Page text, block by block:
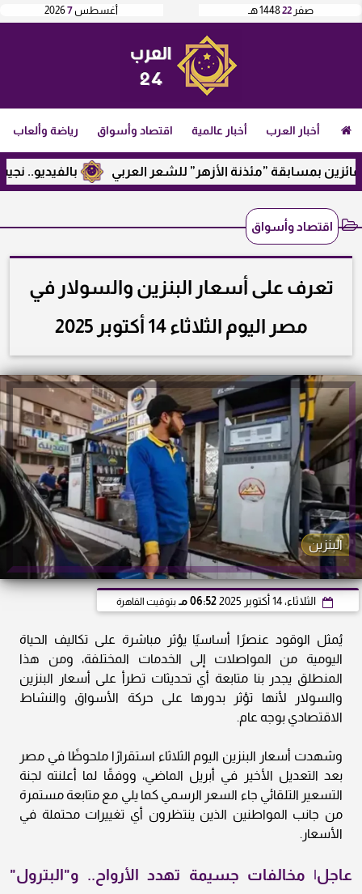
أغسطس7
2026 صفر 221448 هـ
أخبار العرب أخبار عالمية اقتصاد وأسواق رياضة وألعاب
بالفيديو.. نجيب بمسابقة ”مئذنة الأزهر” للشعر العربي
اقتصاد وأسواق
تعرف على أسعار البنزين والسولار في
مصر اليوم الثلاثاء 14 أكتوبر 2025
البنزين
الثلاثاء، 14 أكتوبر 2025 06:52 مـ بتوقيت القاهرة
يُمثل الوقود عنصرًا أساسيًا يؤثر مباشرة على تكاليف الحياة
اليومية من المواصلات إلى الخدمات المختلفة، ومن هذا
المنطلق يجدر بنا متابعة أي تحديثات تطرأ على أسعار البنزين
والسولار لأنها تؤثر بدورها على حركة الأسواق والنشاط
الاقتصادي بوجه عام.
وشهدت أسعار البنزين اليوم الثلاثاء استقرارًا ملحوظًا في مصر
بعد التعديل الأخير في أبريل الماضي، ووفقًا لما أعلنته لجنة
التسعير التلقائي جاء السعر الرسمي كما يلي مع متابعة مستمرة
من جانب المواطنين الذين ينتظرون أي تغييرات محتملة في
الأسعار.
عاجل| مخالفات جسيمة تهدد الأرواح.. و"البترول"